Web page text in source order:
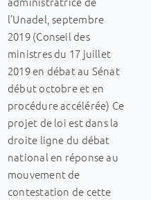
l’Unadel, septembre
2019 (Conseil des
ministres du 17 juillet
2019 en débat au Sénat
début octobre et en
procédure accélérée) Ce
projet de loi est dans la
droite ligne du débat
national en réponse au
mouvement de
contestation de cette